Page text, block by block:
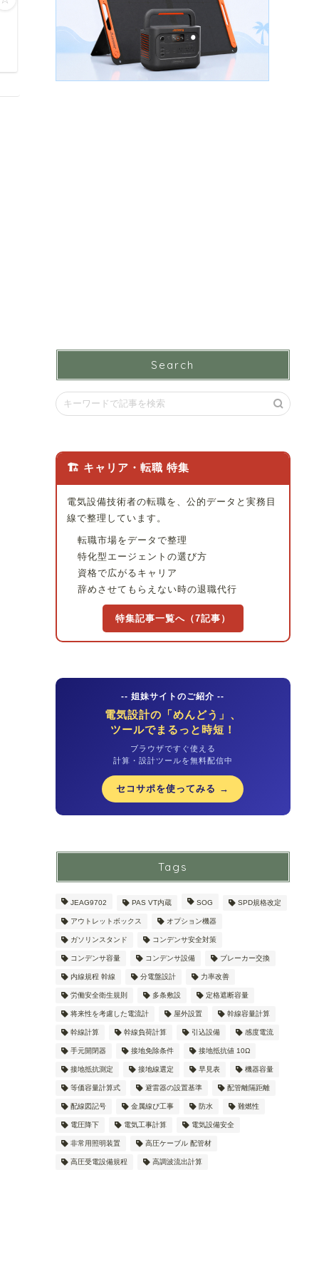
Search
🏗 キャリア・転職 特集
電気設備技術者の転職を、公的データと実務目
線で整理しています。
転職市場をデータで整理
特化型エージェントの選び方
資格で広がるキャリア
辞めさせてもらえない時の退職代行
特集記事一覧へ（7記事）
-- 姐妹サイトのご紹介 --
電気設計の「めんどう」、
ツールでまるっと時短！
ブラウザですぐ使える
計算・設計ツールを無料配信中
セコサポを使ってみる →
Tags
JEAG9702 PAS VT内蔵 SOG SPD規格改定
アウトレットボックス オプション機器
ガソリンスタンド コンデンサ安全対策
コンデンサ容量 コンデンサ設備 ブレーカー交換
内線規程 幹線 分電盤設計 力率改善
労働安全衛生規則 多条敷設 定格遮断容量
将来性を考慮した電流計 屋外設置 幹線容量計算
幹線計算 幹線負荷計算 引込設備 感度電流
手元開閉器 接地免除条件 接地抵抗値 10Ω
接地抵抗測定 接地線選定 早見表 機器容量
等価容量計算式 避雷器の設置基準 配管離隔距離
配線図記号 金属線ぴ工事 防水 難燃性
電圧降下 電気工事計算 電気設備安全
非常用照明装置 高圧ケーブル 配管材
高圧受電設備規程 高調波流出計算